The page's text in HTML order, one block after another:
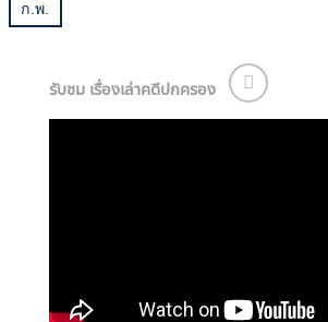
ก.พ.
รับชม เรื่องเล่าคดีปกครอง